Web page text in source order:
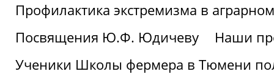
Профилактика экстремизма в аграрном
Посвящения Ю.Ф. Юдичеву
Наши
Ученики Школы фермера в Тюмени